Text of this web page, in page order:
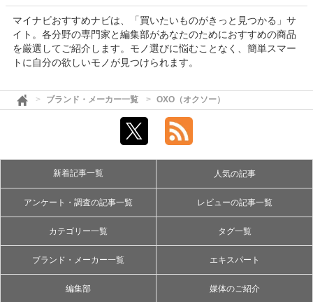
マイナビおすすめナビは、「買いたいものがきっと見つかる」サ
イト。各分野の専門家と編集部があなたのためにおすすめの商品
を厳選してご紹介します。モノ選びに悩むことなく、簡単スマー
トに自分の欲しいモノが見つけられます。
ブランド・メーカー一覧 OXO（オクソー）
新着記事一覧 人気の記事
アンケート・調査の記事一覧 レビューの記事一覧
カテゴリー一覧 タグ一覧
ブランド・メーカー一覧 エキスパート
編集部 媒体のご紹介